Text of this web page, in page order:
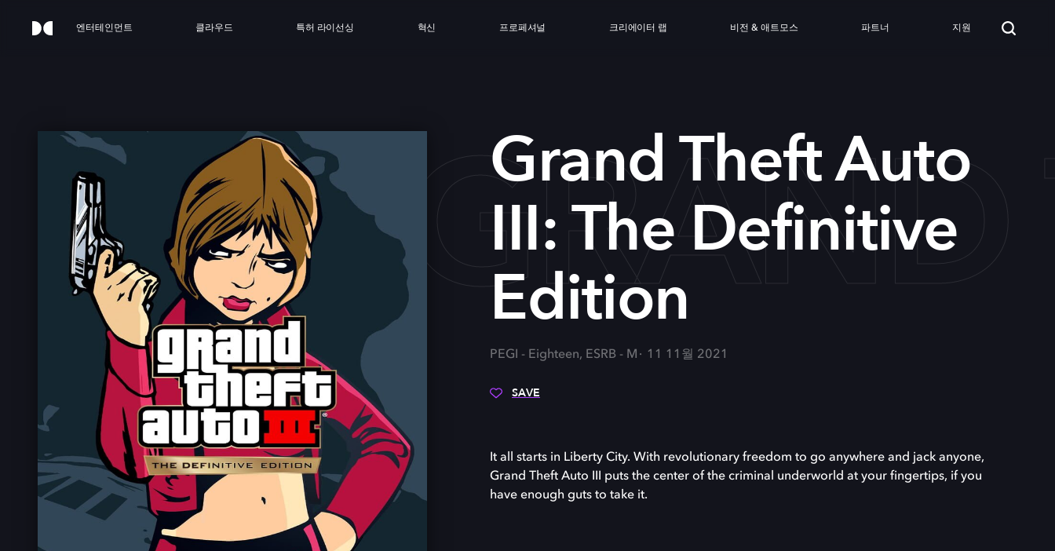
엔터테인먼트 클라우드 특허 라이선싱 혁신 프로페셔널 크리에이터 랩 비전 & 애트모스 파트너 지원
GRAND
Grand Theft Auto
III: The Definitive
Edition
PEGI - Eighteen, ESRB - M 11 11월 2021
SAVE
It all starts in Liberty City. With revolutionary freedom to go anywhere and jack anyone,
Grand Theft Auto III puts the center of the criminal underworld at your fingertips, if you
have enough guts to take it.